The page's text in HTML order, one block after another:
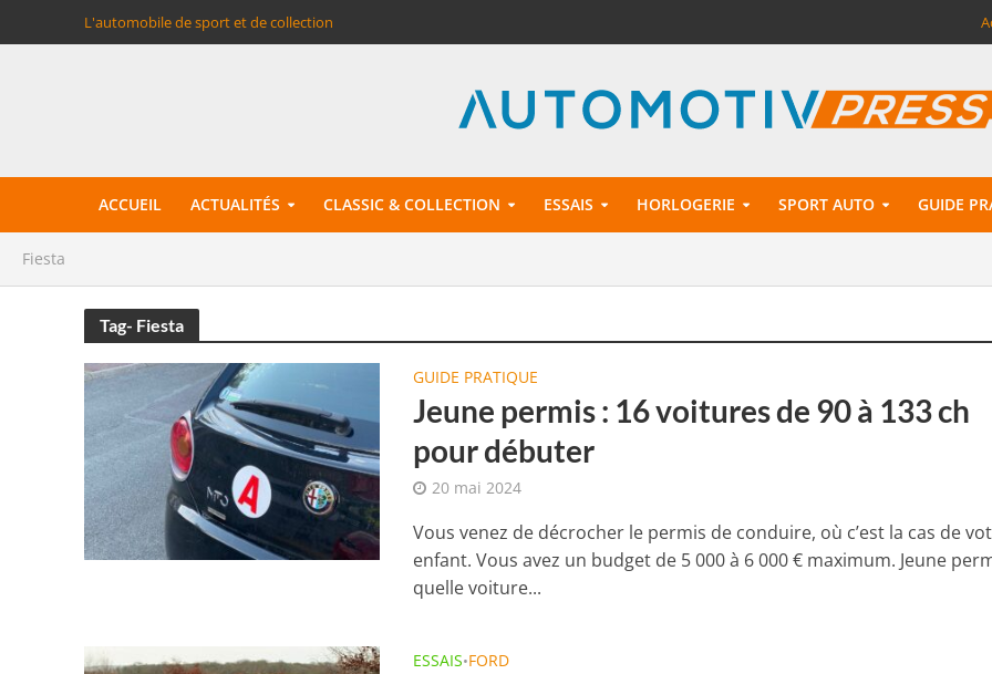
L'automobile de sport et de collection
ACCUEIL ACTUALITÉS CLASSIC & COLLECTION ESSAIS HORLOGERIE SPORT AUTO GUIDE
Fiesta
Tag- Fiesta
GUIDE PRATIQUE
Jeune permis : 16 voitures de 90 à 133 ch
pour débuter
20 mai 2024
Vous venez de décrocher le permis de conduire, où c’est la cas de
enfant. Vous avez un budget de 5 000 à 6 000 € maximum. Jeune
quelle voiture...
ESSAIS•FORD